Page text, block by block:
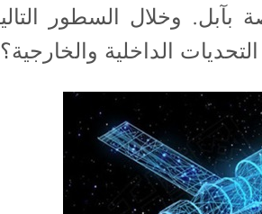
بآبل. وخلال السطور
الداخلية والخارجية؟